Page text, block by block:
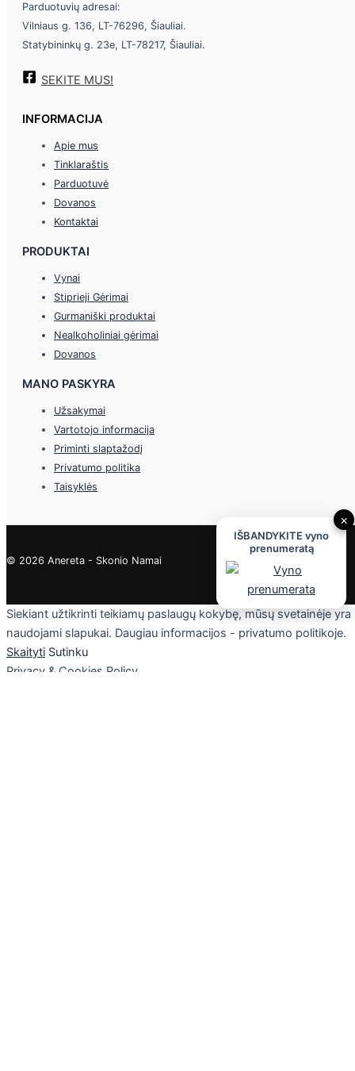
Parduotuvių adresai:
Vilniaus g. 136, LT-76296, Šiauliai.
Statybininkų g. 23e, LT-78217, Šiauliai.
SEKITE MUS!
INFORMACIJA
Apie mus
Tinklaraštis
Parduotuvė
Dovanos
Kontaktai
PRODUKTAI
Vynai
Stiprieji Gėrimai
Gurmaniški produktai
Nealkoholiniai gėrimai
Dovanos
MANO PASKYRA
Užsakymai
Vartotojo informacija
Priminti slaptažodį
Privatumo politika
Taisyklės
© 2026 Anereta - Skonio Namai
Siekiant užtikrinti teikiamų paslaugų kokybę, mūsų svetainėje yra
naudojami slapukai. Daugiau informacijos - privatumo politikoje.
Skaityti Sutinku
Privacy & Cookies Policy
×
IŠBANDYKITE vyno
prenumeratą